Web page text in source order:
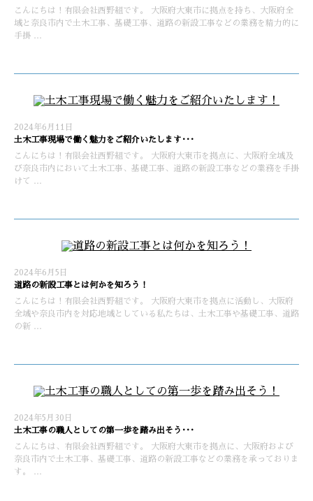
こんにちは！有限会社西野組です。 大阪府大東市に拠点を持ち、大阪府全
域と奈良市内で土木工事、基礎工事、道路の新設工事などの業務を精力的に
手掛 …
2024年6月11日
土木工事現場で働く魅力をご紹介いたします･･･
こんにちは！有限会社西野組です。 大阪府大東市を拠点に、大阪府全域及
び奈良市内において土木工事、基礎工事、道路の新設工事などの業務を手掛
けて …
2024年6月5日
道路の新設工事とは何かを知ろう！
こんにちは！有限会社西野組です。 大阪府大東市を拠点に活動し、大阪府
全域や奈良市内を対応地域としている私たちは、土木工事や基礎工事、道路
の新 …
2024年5月30日
土木工事の職人としての第一歩を踏み出そう･･･
こんにちは、有限会社西野組です。 大阪府大東市を拠点に、大阪府および
奈良市内で土木工事、基礎工事、道路の新設工事などの業務を承っておりま
す。 …